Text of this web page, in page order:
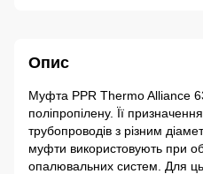
Опис
Муфта PPR Thermo Alliance
поліпропілену. Її
трубопроводів з різним
муфти використовують при
опалювальних систем. Для